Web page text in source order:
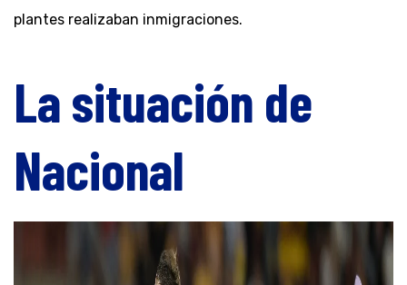
plantes realizaban inmigraciones.
La situación de
Nacional